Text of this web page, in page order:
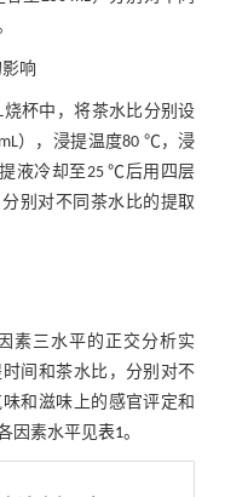
响
烧杯中，将茶水比分别设
），浸提温度80 ℃，浸
液冷却至25 ℃后用四层
别对不同茶水比的提取
素三水平的正交分析实
间和茶水比，分别对不
和滋味上的感官评定和
因素水平见表1。